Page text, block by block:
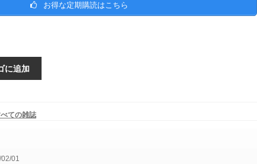
お得な定期購読はこちら
に追加
ての雑誌
01